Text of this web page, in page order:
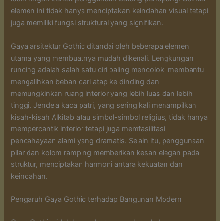
elemen ini tidak hanya menciptakan keindahan visual tetapi
juga memiliki fungsi struktural yang signifikan.
Gaya arsitektur Gothic ditandai oleh beberapa elemen
utama yang membuatnya mudah dikenali. Lengkungan
runcing adalah salah satu ciri paling mencolok, membantu
mengalihkan beban dari atap ke dinding dan
memungkinkan ruang interior yang lebih luas dan lebih
tinggi. Jendela kaca patri, yang sering kali menampilkan
kisah-kisah Alkitab atau simbol-simbol religius, tidak hanya
mempercantik interior tetapi juga memfasilitasi
pencahayaan alami yang dramatis. Selain itu, penggunaan
pilar dan kolom ramping memberikan kesan elegan pada
struktur, menciptakan harmoni antara kekuatan dan
keindahan.
Pengaruh Gaya Gothic terhadap Bangunan Modern